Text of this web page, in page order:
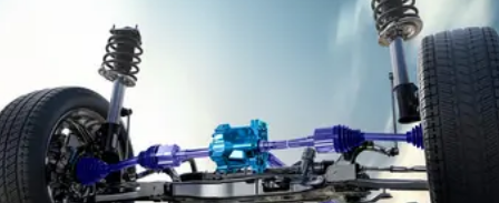
CHERY И СПОРТ
CHERY REMOTE
CHERY CONNECT